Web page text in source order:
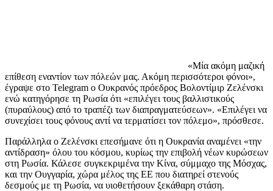
«Μία ακόμη μαζική
επίθεση εναντίον των πόλεών μας. Ακόμη περισσότεροι φόνοι»,
έγραψε στο Telegram ο Ουκρανός πρόεδρος Βολοντίμιρ Ζελένσκι
ενώ κατηγόρησε τη Ρωσία ότι «επιλέγει τους βαλλιστικούς
(πυραύλους) από το τραπέζι των διαπραγματεύσεων». «Επιλέγει να
συνεχίσει τους φόνους αντί να τερματίσει τον πόλεμο», πρόσθεσε.
Παράλληλα ο Ζελένσκι επεσήμανε ότι η Ουκρανία αναμένει «την
αντίδραση» όλου του κόσμου, κυρίως την επιβολή νέων κυρώσεων
στη Ρωσία. Κάλεσε συγκεκριμένα την Κίνα, σύμμαχο της Μόσχας,
και την Ουγγαρία, χώρα μέλος της ΕΕ που διατηρεί στενούς
δεσμούς με τη Ρωσία, να υιοθετήσουν ξεκάθαρη στάση.